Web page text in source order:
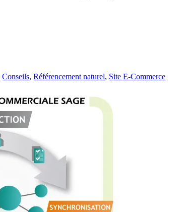
Conseils, Référencement naturel, Site E-Commerce